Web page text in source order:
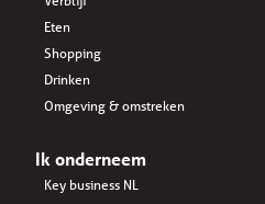
Eten
Shopping
Drinken
Omgeving & omstreken
Ik onderneem
Key business NL